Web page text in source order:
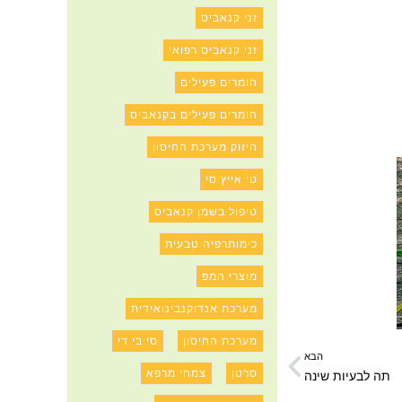
הבא
תה לבעיות שינה
זני קנאביס
זני קנאביס רפואי
חומרים פעילים
חומרים פעילים בקנאביס
חיזוק מערכת החיסון
טי אייץ סי
טיפול בשמן קנאביס
כימותרפיה טבעית
מוצרי המפ
מערכת אנדוקנבינואידית
מערכת החיסון סי בי די
סרטן צמחי מרפא